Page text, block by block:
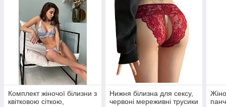
Комплект жіночої білизни з
квітковою сіткою,
Нижня білизна для сексу,
червоні мереживні трусики